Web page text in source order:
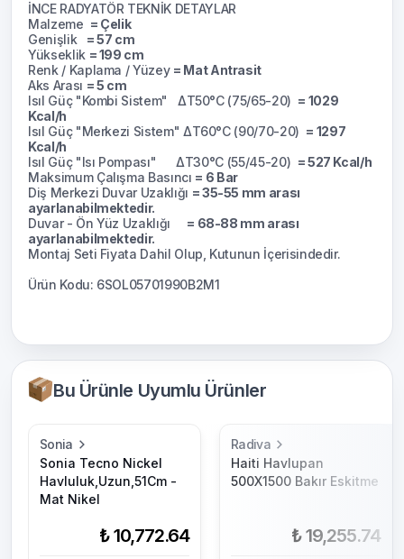
Bu Ürünle Uyumlu Ürünler
Sonia
Sonia Tecno Nickel
Havluluk,Uzun,51Cm -
Mat Nikel
₺ 10,772.64
Radiva
Haiti Havlupan
500X1500 Bakır Eskitme
₺ 19,255.74
İNCE RADYATÖR TEKNİK DETAYLAR
Malzeme = Çelik
Genişlik = 57 cm
Yükseklik = 199 cm
Renk / Kaplama / Yüzey = Mat Antrasit
Aks Arası = 5 cm
Isıl Güç "Kombi Sistem" ΔT50°C (75/65-20) = 1029
Kcal/h
Isıl Güç "Merkezi Sistem" ΔT60°C (90/70-20) = 1297
Kcal/h
Isıl Güç "Isı Pompası" ΔT30°C (55/45-20) = 527 Kcal/h
Maksimum Çalışma Basıncı = 6 Bar
Diş Merkezi Duvar Uzaklığı = 35-55 mm arası
ayarlanabilmektedir.
Duvar - Ön Yüz Uzaklığı = 68-88 mm arası
ayarlanabilmektedir.
Montaj Seti Fiyata Dahil Olup, Kutunun İçerisindedir.
Ürün Kodu: 6SOL05701990B2M1